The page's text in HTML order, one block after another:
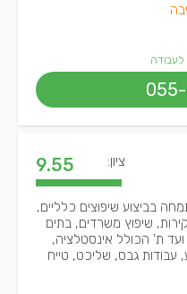
לעבודה
ציון: 9.55
בביצוע שיפוצים כלליים,
שיפוץ משרדים, בתים
ת' הכולל אינסטלציה,
עבודות גבס, שליכט, טייח